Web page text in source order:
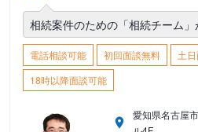
相続案件のための「相続チーム」
電話相談可能 初回面談無料
土
18時以降面談可能
愛知県名古屋